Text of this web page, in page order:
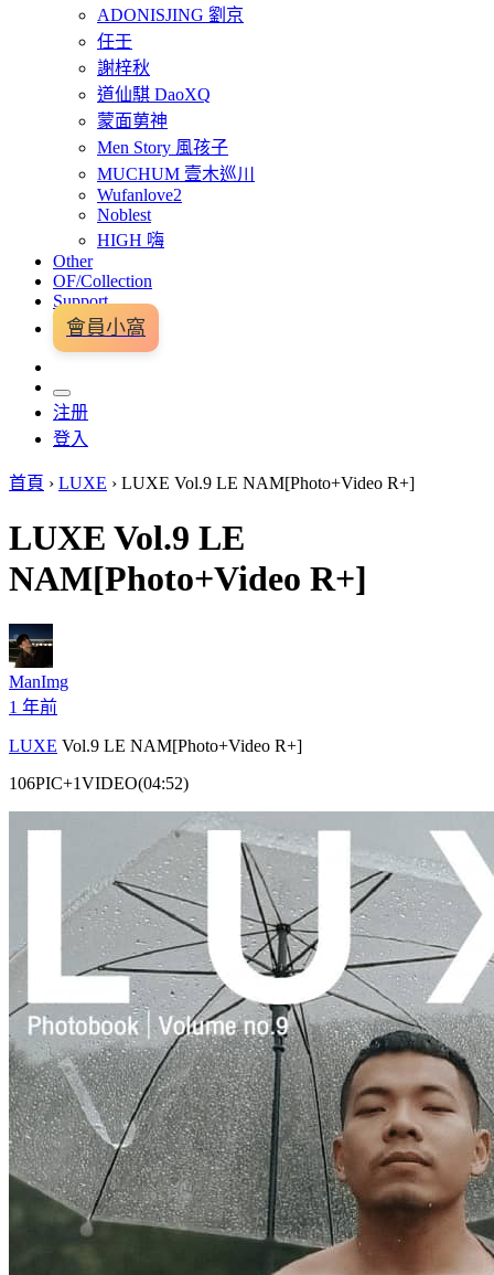
ADONISJING 劉京
任壬
謝梓秋
道仙騏 DaoXQ
蒙面莮神
Men Story 風孩子
MUCHUM 壹木巡川
Wufanlove2
Noblest
HIGH 嗨
Other
OF/Collection
Support
會員小窩
注册
登入
首頁 › LUXE › LUXE Vol.9 LE NAM[Photo+Video R+]
LUXE Vol.9 LE
NAM[Photo+Video R+]
ManImg
1 年前
LUXE Vol.9 LE NAM[Photo+Video R+]
106PIC+1VIDEO(04:52)